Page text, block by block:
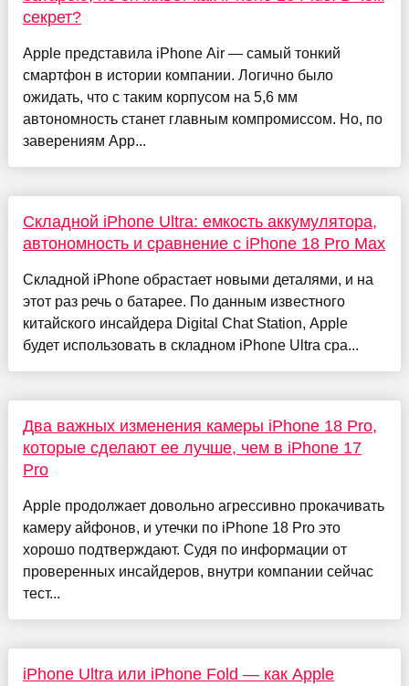
секрет?
Apple представила iPhone Air — самый тонкий
смартфон в истории компании. Логично было
ожидать, что с таким корпусом на 5,6 мм
автономность станет главным компромиссом. Но, по
заверениям App...
Складной iPhone Ultra: емкость аккумулятора,
автономность и сравнение с iPhone 18 Pro Max
Складной iPhone обрастает новыми деталями, и на
этот раз речь о батарее. По данным известного
китайского инсайдера Digital Chat Station, Apple
будет использовать в складном iPhone Ultra сра...
Два важных изменения камеры iPhone 18 Pro,
которые сделают ее лучше, чем в iPhone 17
Pro
Apple продолжает довольно агрессивно прокачивать
камеру айфонов, и утечки по iPhone 18 Pro это
хорошо подтверждают. Судя по информации от
проверенных инсайдеров, внутри компании сейчас
тест...
iPhone Ultra или iPhone Fold — как Apple